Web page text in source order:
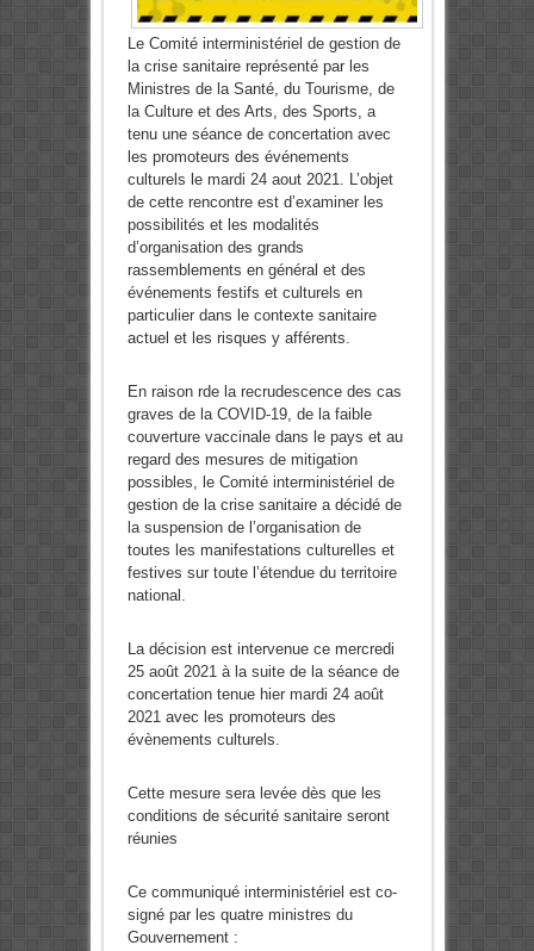
Le Comité interministériel de gestion de
la crise sanitaire représenté par les
Ministres de la Santé, du Tourisme, de
la Culture et des Arts, des Sports, a
tenu une séance de concertation avec
les promoteurs des événements
culturels le mardi 24 aout 2021. L’objet
de cette rencontre est d’examiner les
possibilités et les modalités
d’organisation des grands
rassemblements en général et des
événements festifs et culturels en
particulier dans le contexte sanitaire
actuel et les risques y afférents.
En raison rde la recrudescence des cas
graves de la COVID-19, de la faible
couverture vaccinale dans le pays et au
regard des mesures de mitigation
possibles, le Comité interministériel de
gestion de la crise sanitaire a décidé de
la suspension de l’organisation de
toutes les manifestations culturelles et
festives sur toute l’étendue du territoire
national.
La décision est intervenue ce mercredi
25 août 2021 à la suite de la séance de
concertation tenue hier mardi 24 août
2021 avec les promoteurs des
évènements culturels.
Cette mesure sera levée dès que les
conditions de sécurité sanitaire seront
réunies
Ce communiqué interministériel est co-
signé par les quatre ministres du
Gouvernement :